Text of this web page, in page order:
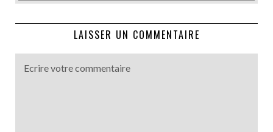
LAISSER UN COMMENTAIRE